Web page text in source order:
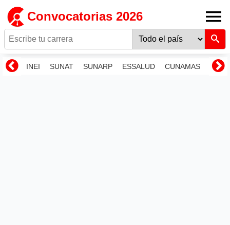
Convocatorias 2026
INEI SUNAT SUNARP ESSALUD CUNAMAS